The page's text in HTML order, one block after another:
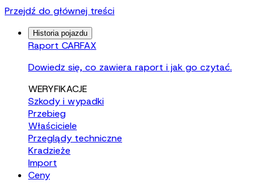
Przejdź do głównej treści
Historia pojazdu
Raport CARFAX
Dowiedz się, co zawiera raport i jak go czytać.
WERYFIKACJE
Szkody i wypadki
Przebieg
Właściciele
Przeglądy techniczne
Kradzieże
Import
Ceny